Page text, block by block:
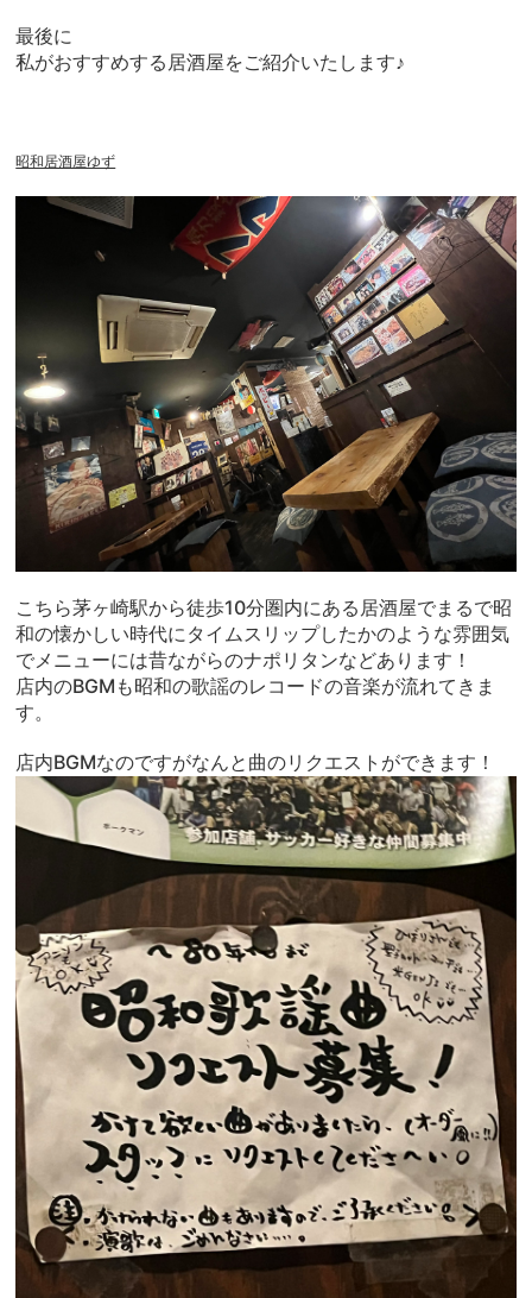
最後に
私がおすすめする居酒屋をご紹介いたします♪
昭和居酒屋ゆず
こちら茅ヶ崎駅から徒歩10分圏内にある居酒屋でまるで昭
和の懐かしい時代にタイムスリップしたかのような雰囲気
でメニューには昔ながらのナポリタンなどあります！
店内のBGMも昭和の歌謡のレコードの音楽が流れてきま
す。
店内BGMなのですがなんと曲のリクエストができます！